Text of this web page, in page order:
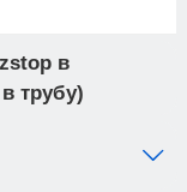
в
трубу)